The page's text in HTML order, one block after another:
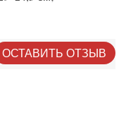
ОСТАВИТЬ ОТЗЫВ